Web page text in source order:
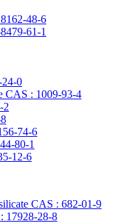
48-6
61-1
0
CAS : 1009-93-4
2
74-6
80-1
12-6
CAS : 682-01-9
17928-28-8